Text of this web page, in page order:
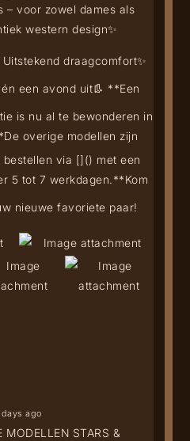
STARS &
– voor zowel dames als
western design✨
Uitstekend draagcomfort✨
een avond uit👢 **Een
is nu al te bewonderen in
overige modellen zijn
bestellen via []() met een
5 tot 7 werkdagen.**Kom
nieuwe favoriete paar!
ago